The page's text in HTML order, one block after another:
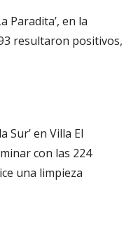
Paradita’, en la
resultaron positivos,
Sur’ en Villa El
con las 224
una limpieza